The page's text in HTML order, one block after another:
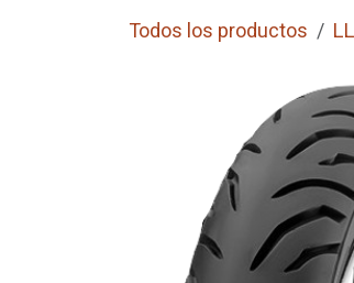
Todos los productos